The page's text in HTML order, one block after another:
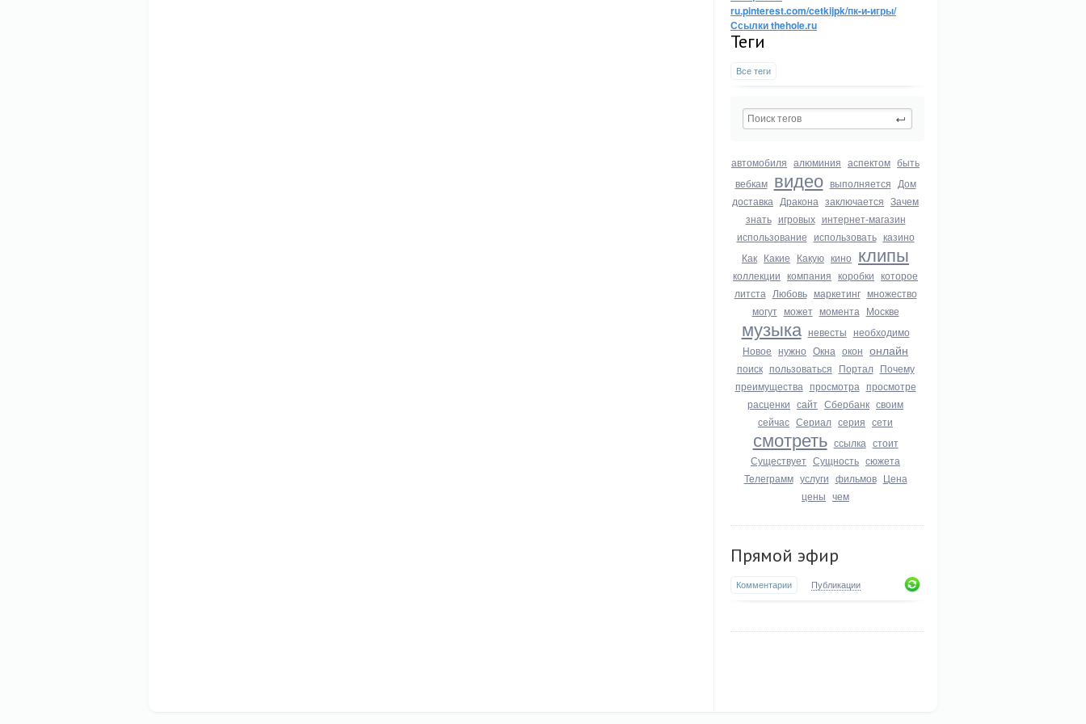
ru.pinterest.com/cetkijpk/пк-и-игры/
Ссылки thehole.ru
Теги
Все теги
автомобиля алюминия аспектом быть
вебкам видео выполняется Дом
доставка Дракона заключается Зачем
знать игровых интернет-магазин
использование использовать казино
Как Какие Какую кино клипы
коллекции компания коробки которое
литста Любовь маркетинг множество
могут может момента Москве
музыка невесты необходимо
Новое нужно Окна окон онлайн
поиск пользоваться Портал Почему
преимущества просмотра просмотре
расценки сайт Сбербанк своим
сейчас Сериал серия сети
смотреть ссылка стоит
Существует Сущность сюжета
Телеграмм услуги фильмов Цена
цены чем
Прямой эфир
Комментарии Публикации